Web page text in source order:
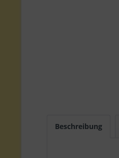
Beschreibung